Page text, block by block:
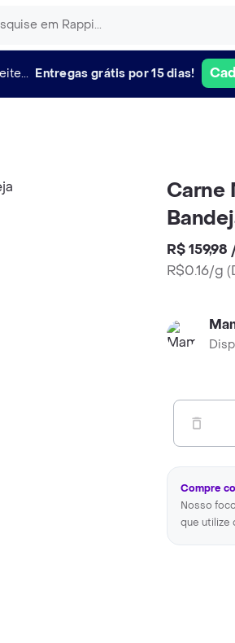
Entregas grátis por 15 dias!
Carne
R$ 159,98
R$0.16/g (
Compre
Nosso
que utilize